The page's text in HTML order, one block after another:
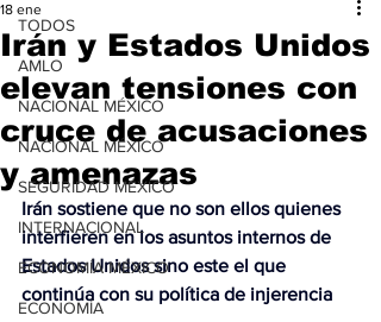
TODOS
AMLO
NACIONAL MÉXICO
NACIONAL MÉXICO
SEGURIDAD MÉXICO
INTERNACIONAL
ECONOMÍA MÉXICO
ECONOMÍA
Irán y Estados Unidos
elevan tensiones con
cruce de acusaciones
y amenazas
18 ene
Irán sostiene que no son ellos quienes
interfieren en los asuntos internos de
Estados Unidos sino este el que
continúa con su política de injerencia